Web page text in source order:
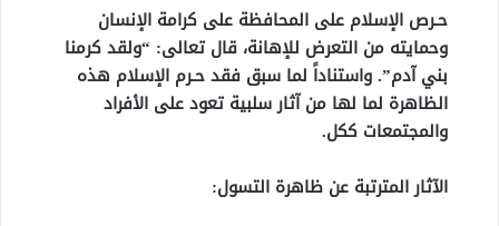
حـرص الإسلام على المحافظة على كرامة الإنسان
وحمايته من التعرض للإهانة، قال تعالى: “ولقد كرمنا
بني آدم”. واستناداً لما سبق فقد حـرم الإسلام هذه
الظاهرة لما لها من آثار سلبية تعود على الأفراد
والمجتمعات ككل.
الآثار المترتبة عن ظاهرة التسول: